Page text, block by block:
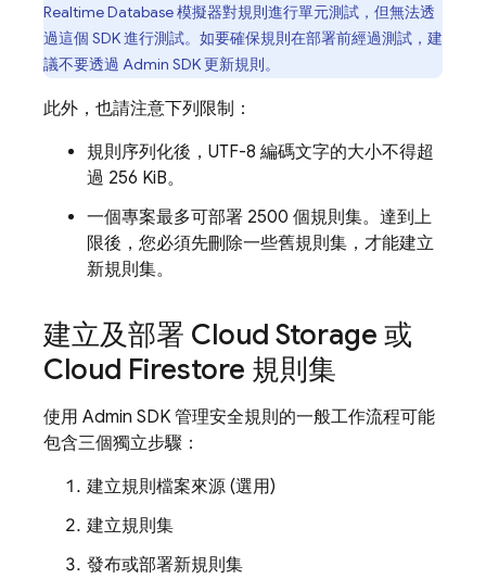
Realtime Database模擬器對規則進行單元測試，但無法透
過這個 SDK 進行測試。如要確保規則在部署前經過測試，建
議不要透過 Admin SDK更新規則。
此外，也請注意下列限制：
規則序列化後，UTF-8 編碼文字的大小不得超
過 256 KiB。
一個專案最多可部署 2500 個規則集。達到上
限後，您必須先刪除一些舊規則集，才能建立
新規則集。
建立及部署 Cloud Storage 或
Cloud Firestore 規則集
使用 Admin SDK 管理安全規則的一般工作流程可能
包含三個獨立步驟：
建立規則檔案來源 (選用)
建立規則集
發布或部署新規則集